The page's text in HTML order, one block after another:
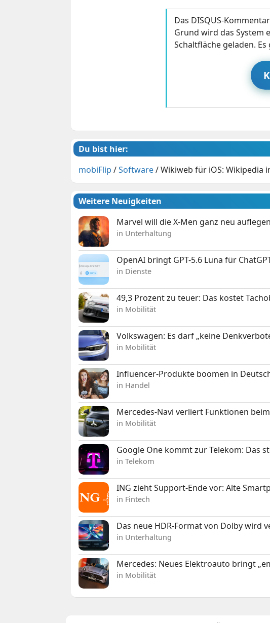
Das DISQUS-
Grund wird das System
Schaltfläche geladen. Es
Du bist hier:
mobiFlip /Software/Wikiweb für iOS: Wikipedia
Weitere Neuigkeiten
Marvel will die X-Men ganz neu auflegen
in Unterhaltung
OpenAI bringt GPT-5.6 Luna für
in Dienste
49,3 Prozent zu teuer: Das kostet
in Mobilität
Volkswagen: Es darf „keine
in Mobilität
Influencer-Produkte boomen in
in Handel
Mercedes-Navi verliert Funktionen
in Mobilität
Google One kommt zur Telekom: Das
in Telekom
ING zieht Support-Ende vor: Alte
in Fintech
Das neue HDR-Format von Dolby wird
in Unterhaltung
Mercedes: Neues Elektroauto bringt
in Mobilität